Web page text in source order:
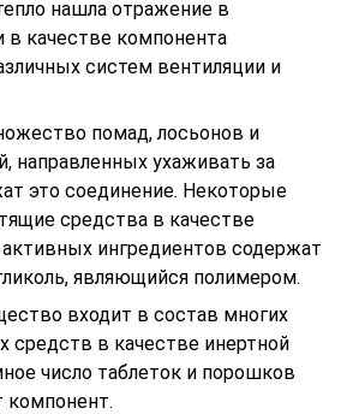
нашла отражение в
в качестве компонента
систем вентиляции и
помад, лосьонов и
направленных ухаживать за
это соединение. Некоторые
средства в качестве
ингредиентов содержат
являющийся полимером.
входит в состав многих
средств в качестве инертной
число таблеток и порошков
компонент.